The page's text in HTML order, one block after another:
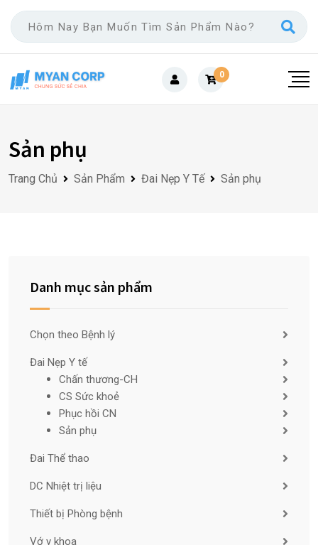
Skip
content
0
Sản phụ
Trang Chủ Sản Phẩm Đai Nẹp Y Tế Sản phụ
Danh mục sản phẩm
Chọn theo Bệnh lý
Đai Nẹp Y tế
Chấn thương-CH
CS Sức khoẻ
Phục hồi CN
Sản phụ
Đai Thể thao
DC Nhiệt trị liệu
Thiết bị Phòng bệnh
Vớ y khoa